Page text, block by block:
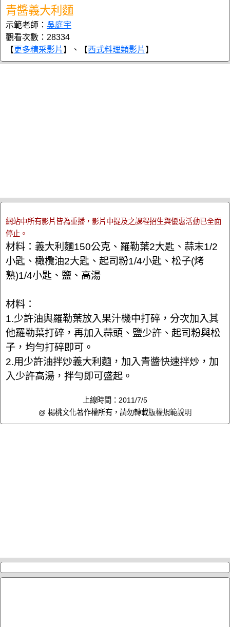
青醬義大利麵
示範老師： 吳庭宇
觀看次數：28334
【更多精采影片 】、【西式料理類影片 】
網站中所有影片皆為重播，影片中提及之課程招生與優惠活動已全面
停止。
材料：義大利麵150公克、羅勒葉2大匙、蒜末1/2
小匙、橄欖油2大匙、起司粉1/4小匙、松子(烤
熟)1/4小匙、鹽、高湯
材料：
1.少許油與羅勒葉放入果汁機中打碎，分次加入其
他羅勒葉打碎，再加入蒜頭、鹽少許、起司粉與松
子，均勻打碎即可。
2.用少許油拌炒義大利麵，加入青醬快速拌炒，加
入少許高湯，拌勻即可盛起。
上線時間：2011/7/5
@ 楊桃文化著作權所有，請勿轉載版權規範說明